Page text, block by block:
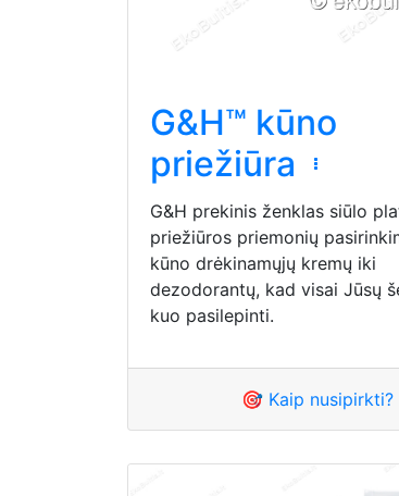
G&H™ kūno
priežiūra
G&H prekinis ženklas siūlo
priežiūros priemonių
kūno drėkinamųjų kremų iki
dezodorantų, kad visai Jūsų
kuo pasilepinti.
🎯 Kaip nusipirkti?